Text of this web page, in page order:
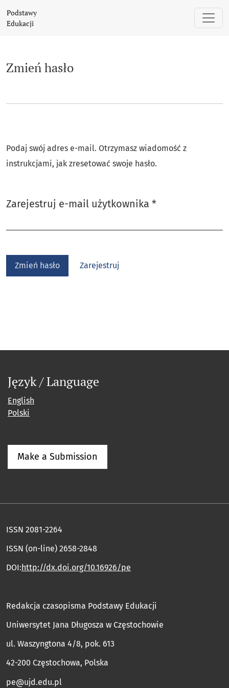
Podstawy
Edukacji
Zmień hasło
Podaj swój adres e-mail. Otrzymasz wiadomość z
instrukcjami, jak zresetować swoje hasło.
Zarejestruj e-mail użytkownika *Wymagane
Zmień hasło Zarejestruj
Język / Language
English
Polski
Make a Submission
ISSN 2081-2264
ISSN (on-line) 2658-2848
DOI: http://dx.doi.org/10.16926/pe
Redakcja czasopisma Podstawy Edukacji
Uniwersytet Jana Długosza w Częstochowie
ul. Waszyngtona 4/8, pok. 613
42-200 Częstochowa, Polska
pe@ujd.edu.pl